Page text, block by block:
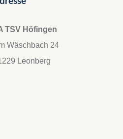
TSV Höfingen
Wäschbach 24
Leonberg